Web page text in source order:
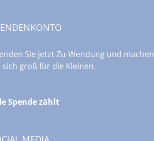
Sie jetzt Zu-Wendung und machen
sich groß für die Kleinen.
Spende zählt